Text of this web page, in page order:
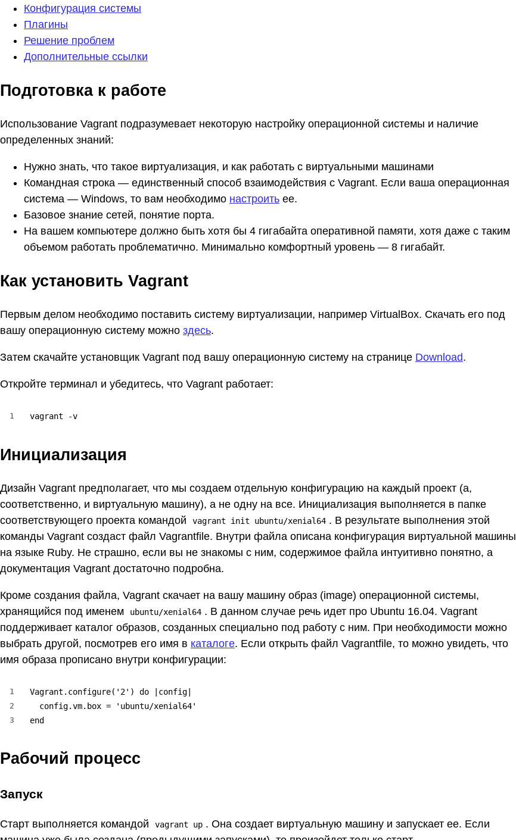
Конфигурация системы
Плагины
Решение проблем
Дополнительные ссылки
Подготовка к работе
Использование Vagrant подразумевает некоторую настройку операционной системы и наличие
определенных знаний:
Нужно знать, что такое виртуализация, и как работать с виртуальными машинами
Командная строка — единственный способ взаимодействия с Vagrant. Если ваша операционная
система — Windows, то вам необходимо настроить ее.
Базовое знание сетей, понятие порта.
На вашем компьютере должно быть хотя бы 4 гигабайта оперативной памяти, хотя даже с таким
объемом работать проблематично. Минимально комфортный уровень — 8 гигабайт.
Как установить Vagrant
Первым делом необходимо поставить систему виртуализации, например VirtualBox. Скачать его под
вашу операционную систему можно здесь.
Затем скачайте установщик Vagrant под вашу операционную систему на странице Download.
Откройте терминал и убедитесь, что Vagrant работает:
1 vagrant -v
Инициализация
Дизайн Vagrant предполагает, что мы создаем отдельную конфигурацию на каждый проект (а,
соответственно, и виртуальную машину), а не одну на все. Инициализация выполняется в папке
соответствующего проекта командой
vagrant init ubuntu/xenial64 . В результате выполнения этой
команды Vagrant создаст файл Vagrantfile. Внутри файла описана конфигурация виртуальной машины
на языке Ruby. Не страшно, если вы не знакомы с ним, содержимое файла интуитивно понятно, а
документация Vagrant достаточно подробна.
Кроме создания файла, Vagrant скачает на вашу машину образ (image) операционной системы,
хранящийся под именем
ubuntu/xenial64 . В данном случае речь идет про Ubuntu 16.04. Vagrant
поддерживает каталог образов, созданных специально под работу с ним. При необходимости можно
выбрать другой, посмотрев его имя в каталоге. Если открыть файл Vagrantfile, то можно увидеть, что
имя образа прописано внутри конфигурации:
1
2
3
Vagrant.configure('2') do |config|
  config.vm.box = 'ubuntu/xenial64'
end
Рабочий процесс
Запуск
Старт выполняется командой vagrant up . Она создает виртуальную машину и запускает ее. Если